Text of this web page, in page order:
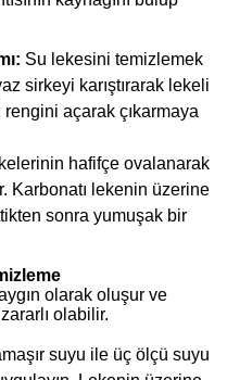
Su lekesini temizlemek
sirkeyi karıştırarak lekeli
açarak çıkarmaya
hafifçe ovalanarak
Karbonatı lekenin üzerine
sonra yumuşak bir
olarak oluşur ve
olabilir.
suyu ile üç ölçü suyu